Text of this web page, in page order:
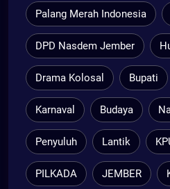
Palang Merah Indonesia
DPD Nasdem Jember
Drama Kolosal Bupati
Karnaval Budaya
Penyuluh Lantik
PILKADA JEMBER